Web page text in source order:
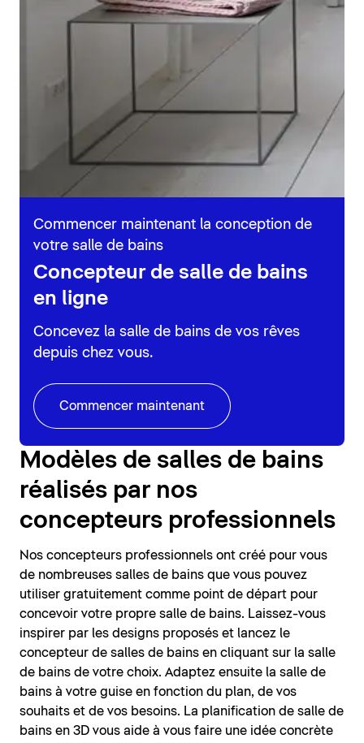
Commencer maintenant la conception de
votre salle de bains
Concepteur de salle de bains
en ligne
Concevez la salle de bains de vos rêves
depuis chez vous.
Commencer maintenant
Modèles de salles de bains
réalisés par nos
concepteurs professionnels
Nos concepteurs professionnels ont créé pour vous
de nombreuses salles de bains que vous pouvez
utiliser gratuitement comme point de départ pour
concevoir votre propre salle de bains. Laissez-vous
inspirer par les designs proposés et lancez le
concepteur de salles de bains en cliquant sur la salle
de bains de votre choix. Adaptez ensuite la salle de
bains à votre guise en fonction du plan, de vos
souhaits et de vos besoins. La planification de salle de
bains en 3D vous aide à vous faire une idée concrète